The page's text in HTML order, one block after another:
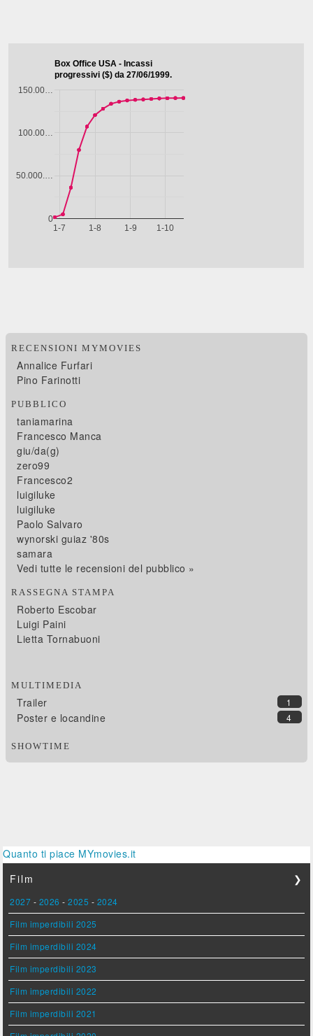
RECENSIONI MYMOVIES
Annalice Furfari
Pino Farinotti
PUBBLICO
taniamarina
Francesco Manca
giu/da(g)
zero99
Francesco2
luigiluke
luigiluke
Paolo Salvaro
wynorski guiaz '80s
samara
Vedi tutte le recensioni del pubblico »
RASSEGNA STAMPA
Roberto Escobar
Luigi Paini
Lietta Tornabuoni
MULTIMEDIA
1
Trailer
4
Poster e locandine
SHOWTIME
Quanto ti piace MYmovies.it
Film
❯
2027 - 2026 -2025 - 2024
Film imperdibili 2025
Film imperdibili 2024
Film imperdibili 2023
Film imperdibili 2022
Film imperdibili 2021